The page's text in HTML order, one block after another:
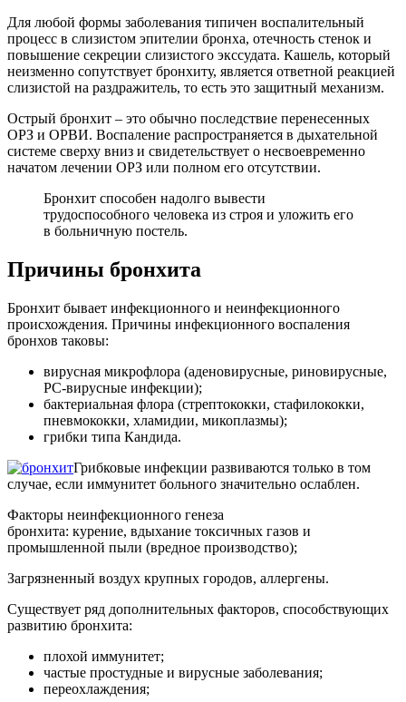
Для любой формы заболевания типичен воспалительный
процесс в слизистом эпителии бронха, отечность стенок и
повышение секреции слизистого экссудата. Кашель, который
неизменно сопутствует бронхиту, является ответной реакцией
слизистой на раздражитель, то есть это защитный механизм.
Острый бронхит – это обычно последствие перенесенных
ОРЗ и ОРВИ. Воспаление распространяется в дыхательной
системе сверху вниз и свидетельствует о несвоевременно
начатом лечении ОРЗ или полном его отсутствии.
Бронхит способен надолго вывести
трудоспособного человека из строя и уложить его
в больничную постель.
Причины бронхита
Бронхит бывает инфекционного и неинфекционного
происхождения. Причины инфекционного воспаления
бронхов таковы:
вирусная микрофлора (аденовирусные, риновирусные,
РС-вирусные инфекции);
бактериальная флора (стрептококки, стафилококки,
пневмококки, хламидии, микоплазмы);
грибки типа Кандида.
Грибковые инфекции развиваются только в том
случае, если иммунитет больного значительно ослаблен.
Факторы неинфекционного генеза
бронхита: курение, вдыхание токсичных газов и
промышленной пыли (вредное производство);
Загрязненный воздух крупных городов, аллергены.
Существует ряд дополнительных факторов, способствующих
развитию бронхита:
плохой иммунитет;
частые простудные и вирусные заболевания;
переохлаждения;